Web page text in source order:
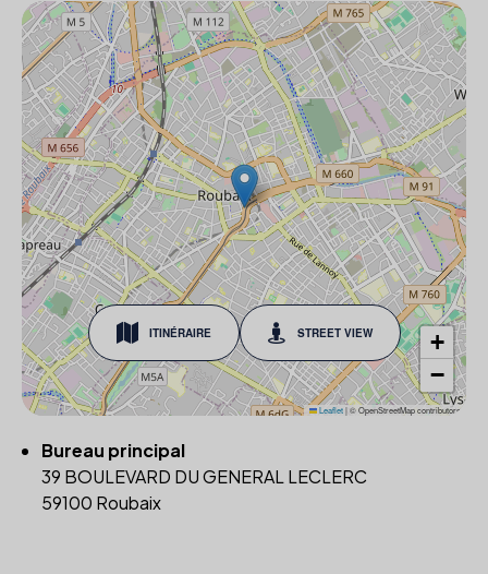
ITINÉRAIRE STREET VIEW
+
−
Leaflet|© OpenStreetMap contributors
Bureau principal
39 BOULEVARD DU GENERAL LECLERC
59100 Roubaix